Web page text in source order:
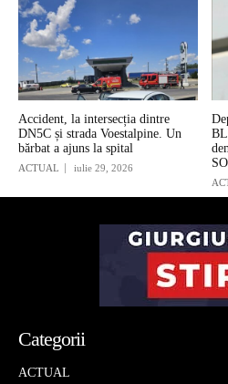
Accident, la intersecția dintre
DN5C și strada Voestalpine. Un
bărbat a ajuns la spital
ACTUAL iulie 29, 2026
Categorii
ACTUAL